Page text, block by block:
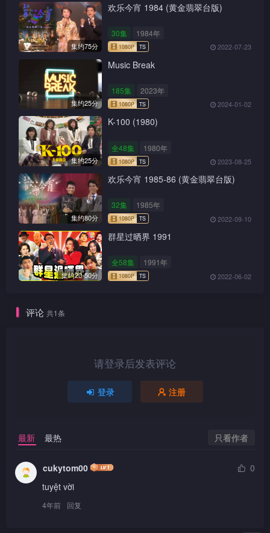
1080P
集约75分
欢乐今宵 1984 (黄金翡翠台版)
30集 1984年
2022-07-23
集约25分
Music Break
185集 2023年
2024-01-02
集约25分
K-100 (1980)
全48集 1980年
2023-08-25
集约80分
欢乐今宵 1985-86 (黄金翡翠台版)
32集 1985年
2022-09-10
集约20-50分
群星过晒界 1991
全58集 1991年
2022-06-02
评论 共1条
请登录后发表评论
登录 注册
最新 最热 只看作者
cukytom00
0
tuyệt vời
4年前 回复